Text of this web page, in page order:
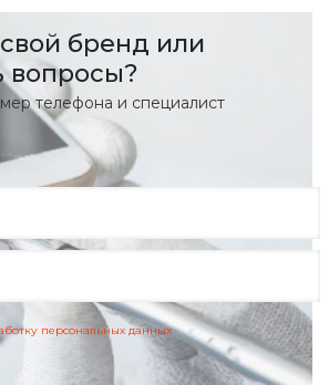
бренд или
вопросы?
телефона и специалист
персональных данных